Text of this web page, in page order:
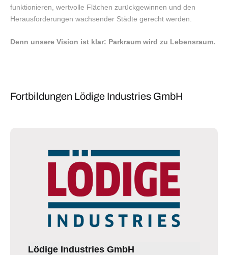
funktionieren, wertvolle Flächen zurückgewinnen und den
Herausforderungen wachsender Städte gerecht werden.
Denn unsere Vision ist klar: Parkraum wird zu Lebensraum.
Fortbildungen Lödige Industries GmbH
Lödige Industries GmbH